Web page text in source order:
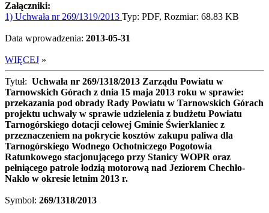
Załączniki:
1) Uchwała nr 269/1319/2013 Typ: PDF, Rozmiar: 68.83 KB
Data wprowadzenia: 2013-05-31
WIĘCEJ »
Tytuł: Uchwała nr 269/1318/2013 Zarządu Powiatu w
Tarnowskich Górach z dnia 15 maja 2013 roku w sprawie:
przekazania pod obrady Rady Powiatu w Tarnowskich Górach
projektu uchwały w sprawie udzielenia z budżetu Powiatu
Tarnogórskiego dotacji celowej Gminie Świerklaniec z
przeznaczeniem na pokrycie kosztów zakupu paliwa dla
Tarnogórskiego Wodnego Ochotniczego Pogotowia
Ratunkowego stacjonującego przy Stanicy WOPR oraz
pełniącego patrole łodzią motorową nad Jeziorem Chechło-
Nakło w okresie letnim 2013 r.
Symbol: 269/1318/2013